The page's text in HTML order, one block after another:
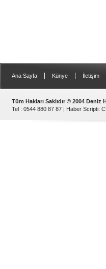
Ana Sayfa Künye İletişim
Tüm Hakları Saklıdır © 2004 Deniz
Tel : 0544 880 87 87 | Haber Scripti: